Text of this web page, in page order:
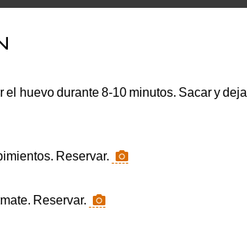
el huevo durante 8-10 minutos. Sacar y
Reservar.
Reservar.